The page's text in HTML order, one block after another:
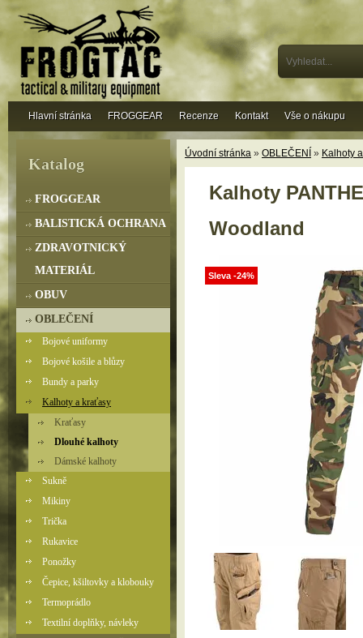
Úvodní stránka » OBLEČENÍ » Kalhoty
Kalhoty
Woodland
Sleva -24%
Katalog
FROGGEAR
BALISTICKÁ OCHRANA
ZDRAVOTNICKÝ
MATERIÁL
OBUV
OBLEČENÍ
Bojové uniformy
Bojové košile a blůzy
Bundy a parky
Kalhoty a kraťasy
Kraťasy
Dlouhé kalhoty
Dámské kalhoty
Sukně
Mikiny
Trička
Rukavice
Ponožky
Čepice, kšiltovky a klobouky
Termoprádlo
Textilní doplňky, návleky
Hlavní stránka FROGGEAR Recenze Kontakt Vše o nákupu